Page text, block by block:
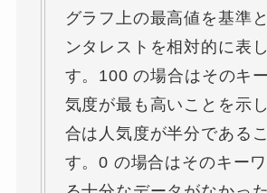
グラフ上の最高値を基準
ンタレストを相対的に表
す。100 の場合はそのキ
気度が最も高いことを示
合は人気度が半分である
す。0 の場合はそのキー